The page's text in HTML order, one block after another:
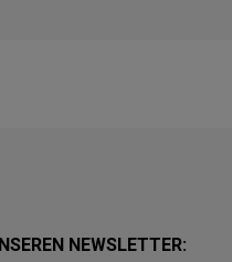
NEWSLETTER: